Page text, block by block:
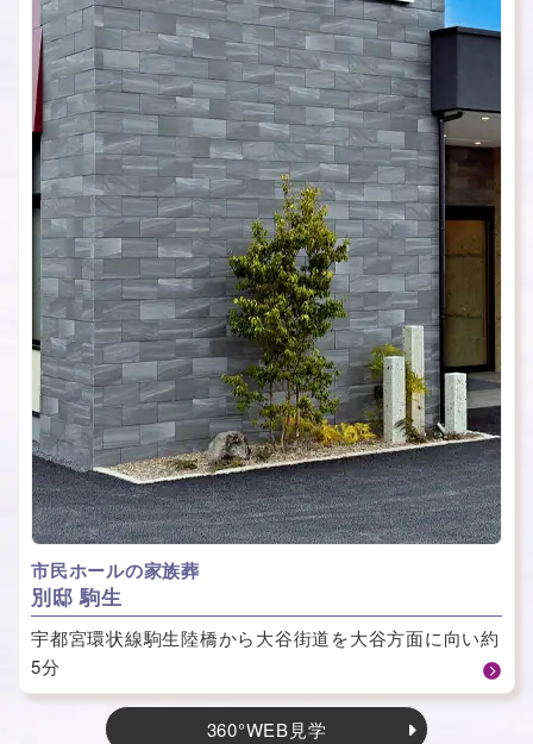
市民ホールの家族葬
別邸 駒生
宇都宮環状線駒生陸橋から大谷街道を大谷方面に向い約
5分
360°WEB見学